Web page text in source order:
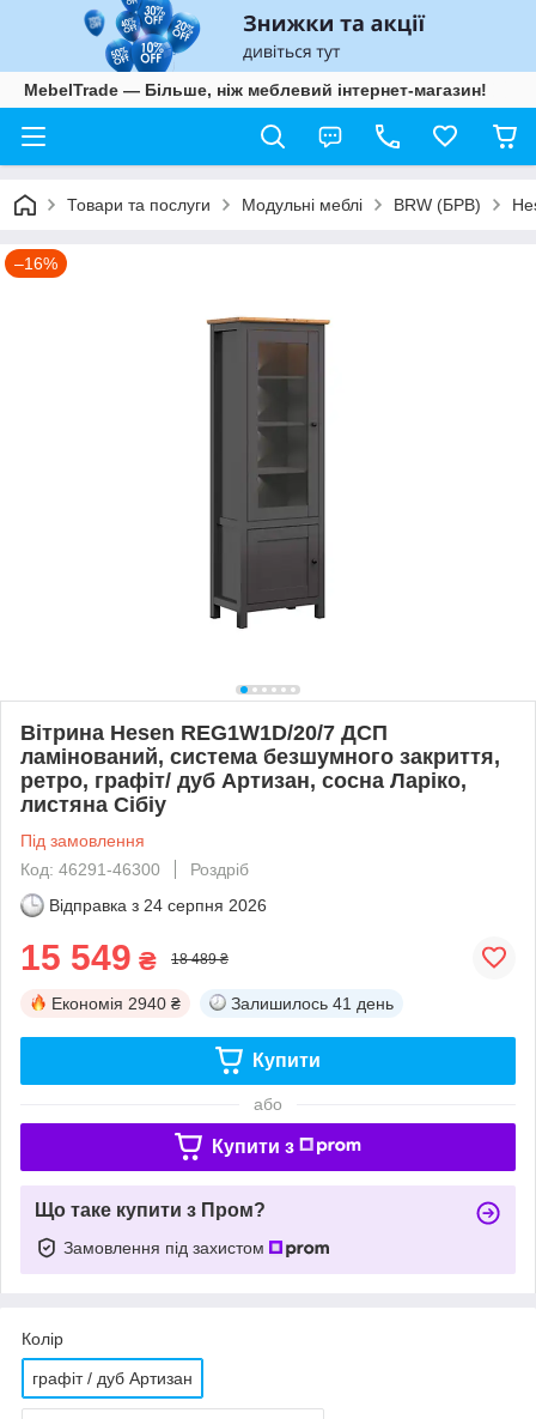
MebelTrade — Більше, ніж меблевий інтернет-магазин!
Товари та послуги Модульні меблі BRW (БРВ)
–16%
Вітрина Hesen REG1W1D/20/7 ДСП
ламінований, система безшумного закриття,
ретро, графіт/ дуб Артизан, сосна Ларіко,
листяна Сібіу
Під замовлення
Код: 46291-46300
Роздріб
Відправка з 24 серпня 2026
15 549 ₴ 18 489 ₴
Економія 2940 ₴ Залишилось 41 день
Купити
або
Купити з
Що таке купити з Пром?
Замовлення під захистом
Колір
графіт / дуб Артизан